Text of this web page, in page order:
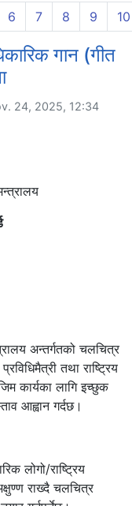
6 7 8 9 10
गान (गीत
24, 2025, 12:34
अन्तर्गतको चलचित्र
तथा राष्ट्रिय
कार्यका लागि इच्छुक
आह्वान गर्दछ।
लोगो/राष्ट्रिय
राख्दै चलचित्र